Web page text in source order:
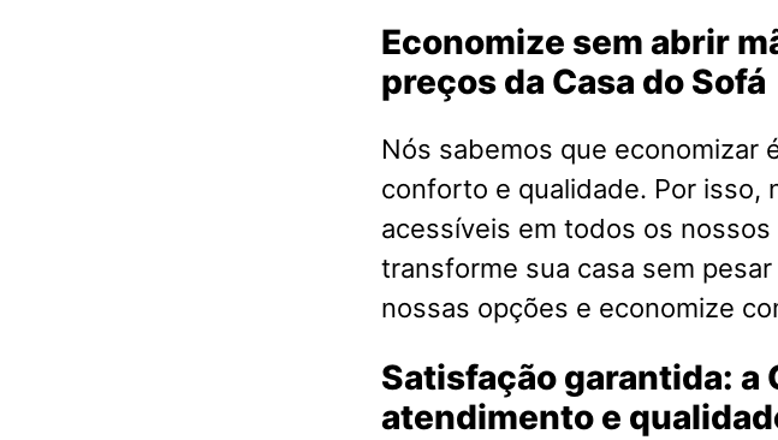
Economize sem abrir
preços da Casa do Sofá
Nós sabemos que economizar
conforto e qualidade. Por isso,
acessíveis em todos os
transforme sua casa sem
nossas opções e economize
Satisfação garantida: a
atendimento e